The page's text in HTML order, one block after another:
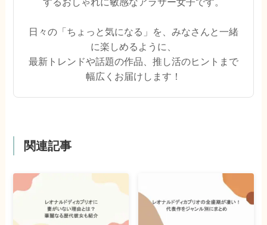
日々の「ちょっと気になる」を、みなさんと一緒
に楽しめるように、
最新トレンドや話題の作品、推し活のヒントまで
幅広くお届けします！
関連記事